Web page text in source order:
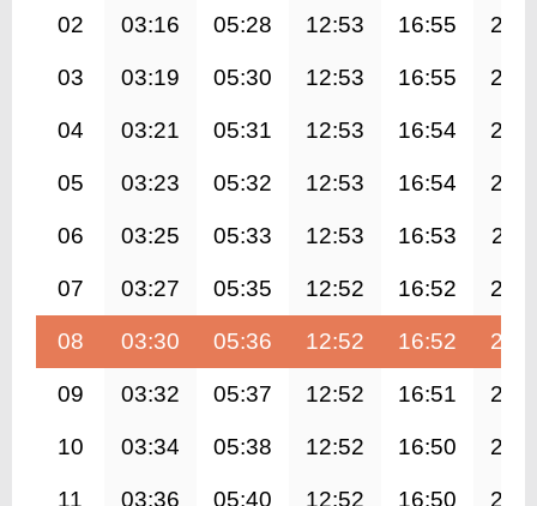
02 03:16 05:28 12:53 16:55
03 03:19 05:30 12:53 16:55
04 03:21 05:31 12:53 16:54
05 03:23 05:32 12:53 16:54
06 03:25 05:33 12:53 16:53
07 03:27 05:35 12:52 16:52
08 03:30 05:36 12:52 16:52
09 03:32 05:37 12:52 16:51
10 03:34 05:38 12:52 16:50
11 03:36 05:40 12:52 16:50